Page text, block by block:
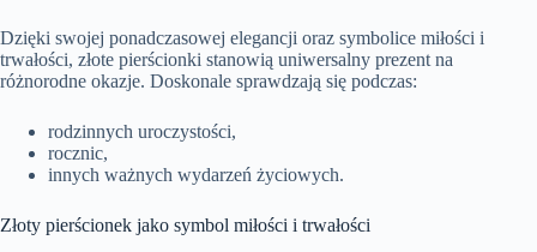
Dzięki swojej ponadczasowej elegancji oraz symbolice miłości i
trwałości, złote pierścionki stanowią uniwersalny prezent na
różnorodne okazje. Doskonale sprawdzają się podczas:
rodzinnych uroczystości,
rocznic,
innych ważnych wydarzeń życiowych.
Złoty pierścionek jako symbol miłości i trwałości